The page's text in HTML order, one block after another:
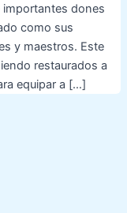
importantes dones
como sus
y maestros. Este
restaurados a
equipar a […]